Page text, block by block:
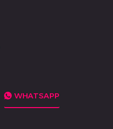
WHATSAPP